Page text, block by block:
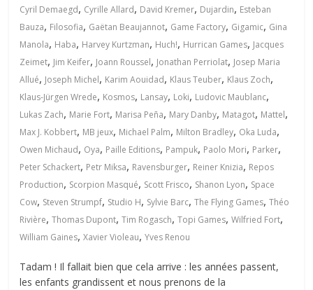
Cyril Demaegd, Cyrille Allard, David Kremer, Dujardin, Esteban
Bauza, Filosofia, Gaëtan Beaujannot, Game Factory, Gigamic, Gina
Manola, Haba, Harvey Kurtzman, Huch!, Hurrican Games, Jacques
Zeimet, Jim Keifer, Joann Roussel, Jonathan Perriolat, Josep Maria
Allué, Joseph Michel, Karim Aouidad, Klaus Teuber, Klaus Zoch,
Klaus-Jürgen Wrede, Kosmos, Lansay, Loki, Ludovic Maublanc,
Lukas Zach, Marie Fort, Marisa Peña, Mary Danby, Matagot, Mattel,
Max J. Kobbert, MB jeux, Michael Palm, Milton Bradley, Oka Luda,
Owen Michaud, Oya, Paille Editions, Pampuk, Paolo Mori, Parker,
Peter Schackert, Petr Miksa, Ravensburger, Reiner Knizia, Repos
Production, Scorpion Masqué, Scott Frisco, Shanon Lyon, Space
Cow, Steven Strumpf, Studio H, Sylvie Barc,The Flying Games,Théo
Rivière,Thomas Dupont,Tim Rogasch,Topi Games,Wilfried Fort,
William Gaines,Xavier Violeau,Yves Renou
Tadam ! Il fallait bien que cela arrive : les années passent,
les enfants grandissent et nous prenons de la